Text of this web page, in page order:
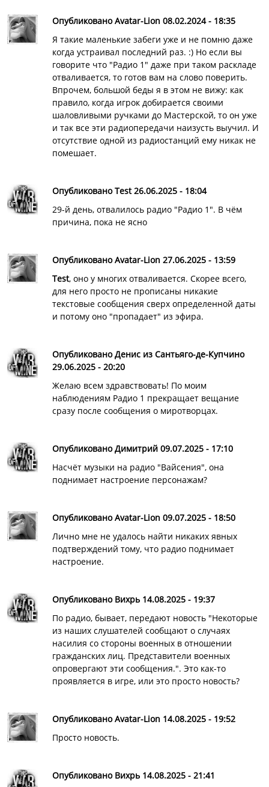
Опубликовано Avatar-Lion 08.02.2024 - 18:35
Я такие маленькие забеги уже и не помню даже
когда устраивал последний раз. :) Но если вы
говорите что "Радио 1" даже при таком раскладе
отваливается, то готов вам на слово поверить.
Впрочем, большой беды я в этом не вижу: как
правило, когда игрок добирается своими
шаловливыми ручками до Мастерской, то он уже
и так все эти радиопередачи наизусть выучил. И
отсутствие одной из радиостанций ему никак не
помешает.
Опубликовано Test 26.06.2025 - 18:04
29-й день, отвалилось радио "Радио 1". В чём
причина, пока не ясно
Опубликовано Avatar-Lion 27.06.2025 - 13:59
Test, оно у многих отваливается. Скорее всего,
для него просто не прописаны никакие
текстовые сообщения сверх определенной даты
и потому оно "пропадает" из эфира.
Опубликовано Денис из Сантьяго-де-Купчино
29.06.2025 - 20:20
Желаю всем здравствовать! По моим
наблюдениям Радио 1 прекращает вещание
сразу после сообщения о миротворцах.
Опубликовано Димитрий 09.07.2025 - 17:10
Насчёт музыки на радио "Вайсения", она
поднимает настроение персонажам?
Опубликовано Avatar-Lion 09.07.2025 - 18:50
Лично мне не удалось найти никаких явных
подтверждений тому, что радио поднимает
настроение.
Опубликовано Вихрь 14.08.2025 - 19:37
По радио, бывает, передают новость "Некоторые
из наших слушателей сообщают о случаях
насилия со стороны военных в отношении
гражданских лиц. Представители военных
опровергают эти сообщения.". Это как-то
проявляется в игре, или это просто новость?
Опубликовано Avatar-Lion 14.08.2025 - 19:52
Просто новость.
Опубликовано Вихрь 14.08.2025 - 21:41